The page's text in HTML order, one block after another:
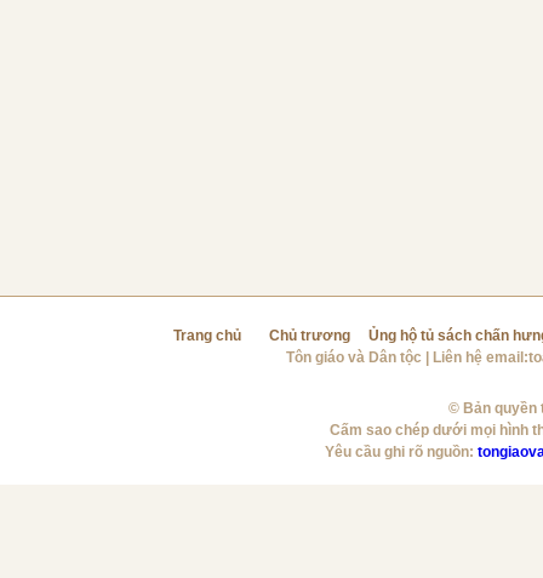
Trang chủ Chủ trương
Ủng hộ tủ sách chấn
Tôn giáo và Dân tộc | Liên hệ email:
© Bản quyền
Cấm sao chép dưới mọi hình
Yêu cầu ghi rõ nguồn: